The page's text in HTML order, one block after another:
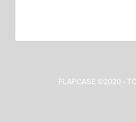
FLAPCASE ©2020 -